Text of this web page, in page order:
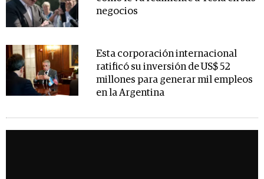
negocios
Esta corporación internacional
ratificó su inversión de US$ 52
millones para generar mil empleos
en la Argentina